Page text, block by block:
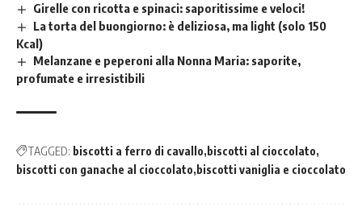
Girelle con ricotta e spinaci: saporitissime e veloci!
La torta del buongiorno: è deliziosa, ma light (solo 150
Kcal)
Melanzane e peperoni alla Nonna Maria: saporite,
profumate e irresistibili
TAGGED: biscotti a ferro di cavallo biscotti al cioccolato
biscotti con ganache al cioccolato biscotti vaniglia e cioccolato